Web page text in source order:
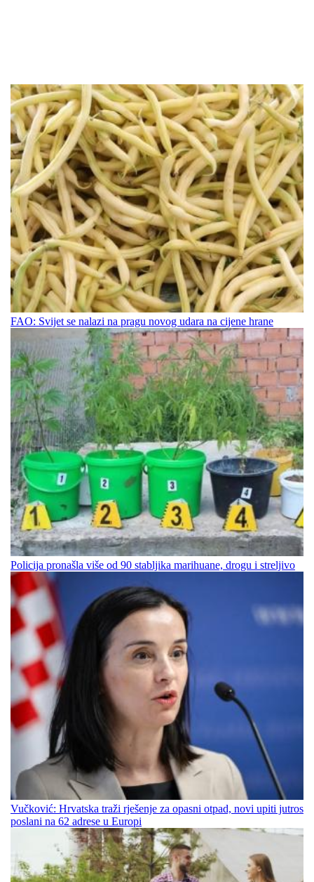
FAO: Svijet se nalazi na pragu novog udara na cijene hrane
Policija pronašla više od 90 stabljika marihuane, drogu i streljivo
Vučković: Hrvatska traži rješenje za opasni otpad, novi upiti jutros
poslani na 62 adrese u Europi